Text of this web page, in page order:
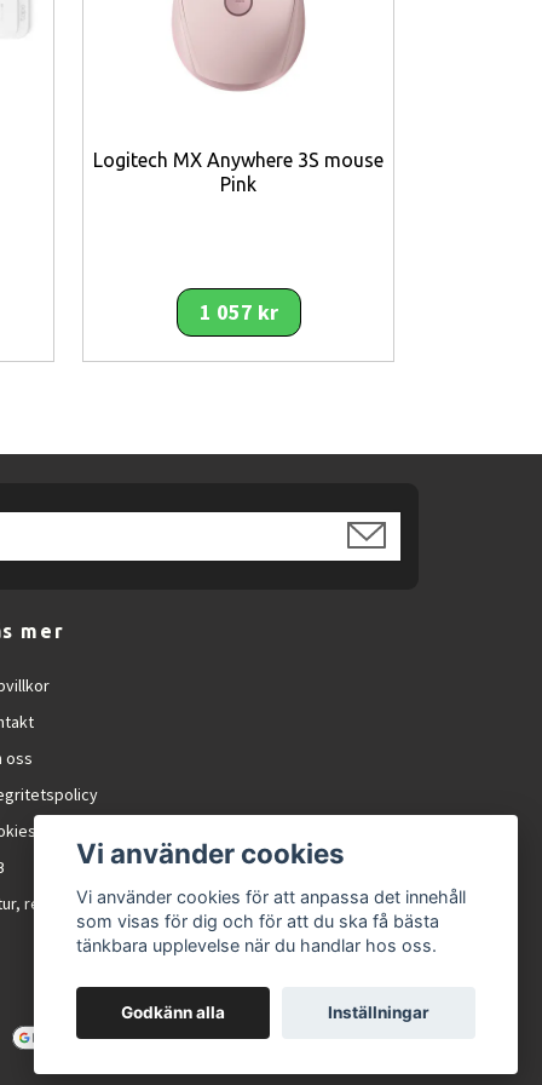
tandyta.
och ger renare tänder.
irritation.
Logitech MX Anywhere 3S mouse
Pink
1 057 kr
mer
oss
reklamation och RMA
Vi använder cookies
Vi använder cookies för att anpassa det innehåll
som visas för dig och för att du ska få bästa
tänkbara upplevelse när du handlar hos oss.
Godkänn alla Inställningar